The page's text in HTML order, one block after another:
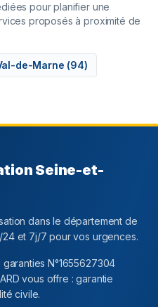
pour planifier une
proposés à proximité de
de-Marne (94)
Seine-et-
dans le département de
24 et 7j/7 pour vos urgences.
N°1655627304
vous offre : garantie
civile.